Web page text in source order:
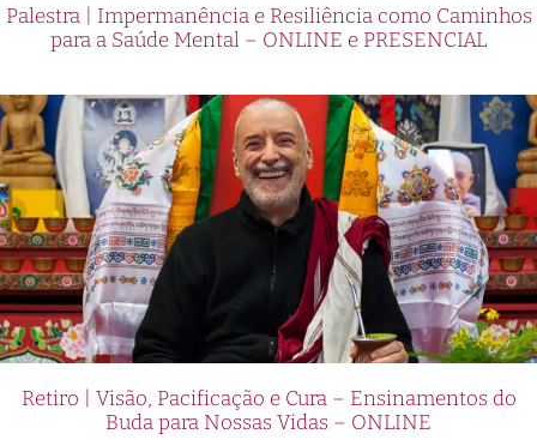
Palestra | Impermanência e Resiliência como Caminhos
para a Saúde Mental – ONLINE e PRESENCIAL
Retiro | Visão, Pacificação e Cura – Ensinamentos do
Buda para Nossas Vidas – ONLINE